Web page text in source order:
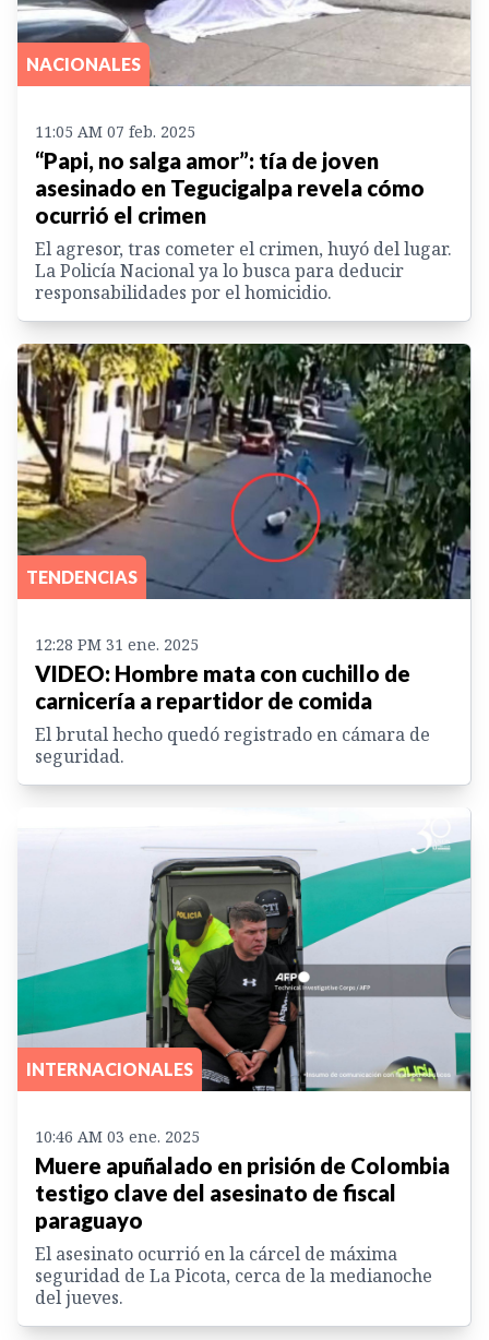
NACIONALES
11:05 AM 07 feb. 2025
“Papi, no salga amor”: tía de joven
asesinado en Tegucigalpa revela cómo
ocurrió el crimen
El agresor, tras cometer el crimen, huyó del lugar.
La Policía Nacional ya lo busca para deducir
responsabilidades por el homicidio.
TENDENCIAS
12:28 PM 31 ene. 2025
VIDEO: Hombre mata con cuchillo de
carnicería a repartidor de comida
El brutal hecho quedó registrado en cámara de
seguridad.
INTERNACIONALES
10:46 AM 03 ene. 2025
Muere apuñalado en prisión de Colombia
testigo clave del asesinato de fiscal
paraguayo
El asesinato ocurrió en la cárcel de máxima
seguridad de La Picota, cerca de la medianoche
del jueves.